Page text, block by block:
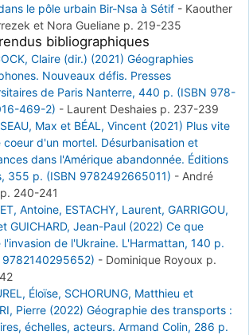
le pôle urbain Bir-Nsa à Sétif - Kaouther
et Nora Gueliane p. 219-235
bibliographiques
Claire (dir.) (2021) Géographies
Nouveaux défis. Presses
de Paris Nanterre, 440 p. (ISBN 978-
469-2) - Laurent Deshaies p. 237-239
Max et BÉAL, Vincent (2021) Plus vite
coeur d'un mortel. Désurbanisation et
dans l'Amérique abandonnée. Éditions
355 p. (ISBN 9782492665011) - André
p. 240-241
Antoine, ESTACHY, Laurent, GARRIGOU,
GUICHARD, Jean-Paul (2022) Ce que
l'invasion de l'Ukraine. L'Harmattan, 140 p.
9782140295652) - Dominique Royoux p.
Éloïse, SCHORUNG, Matthieu et
Pierre (2022) Géographie des transports :
échelles, acteurs. Armand Colin, 286 p.